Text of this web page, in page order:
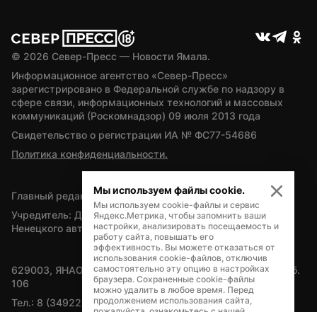
© 2026 Север-Пресс — Новости Ямала.
Информационное агентство «Север-Пресс»
зарегистрировано в Федеральной службе по надзору в
сфере связи, информационных технологий и массовых
коммуникаций (Роскомнадзор) 09 июля 2013 года
Свидетельство о регистрации ИА № ФС77-54686
Политика конфиденциальности.
Главный редактор — А.Л. Поздеев
Учредитель: Департамент внутренней политики Ямало-
Ненецкого автономного округа
629003, ЯНАО, Салехард, мкр. Богдана Кнунянца, д.1, каб.
106
Тел.: 8 (34922) 71262
Мы используем файлы cookie.
Мы используем cookie-файлы и сервис
Яндекс.Метрика, чтобы запомнить ваши
настройки, анализировать посещаемость и
работу сайта, повышать его
эффективность. Вы можете отказаться от
использования cookie-файлов, отключив
самостоятельно эту опцию в настройках
браузера. Сохраненные cookie-файлы
можно удалить в любое время. Перед
продолжением использования сайта,